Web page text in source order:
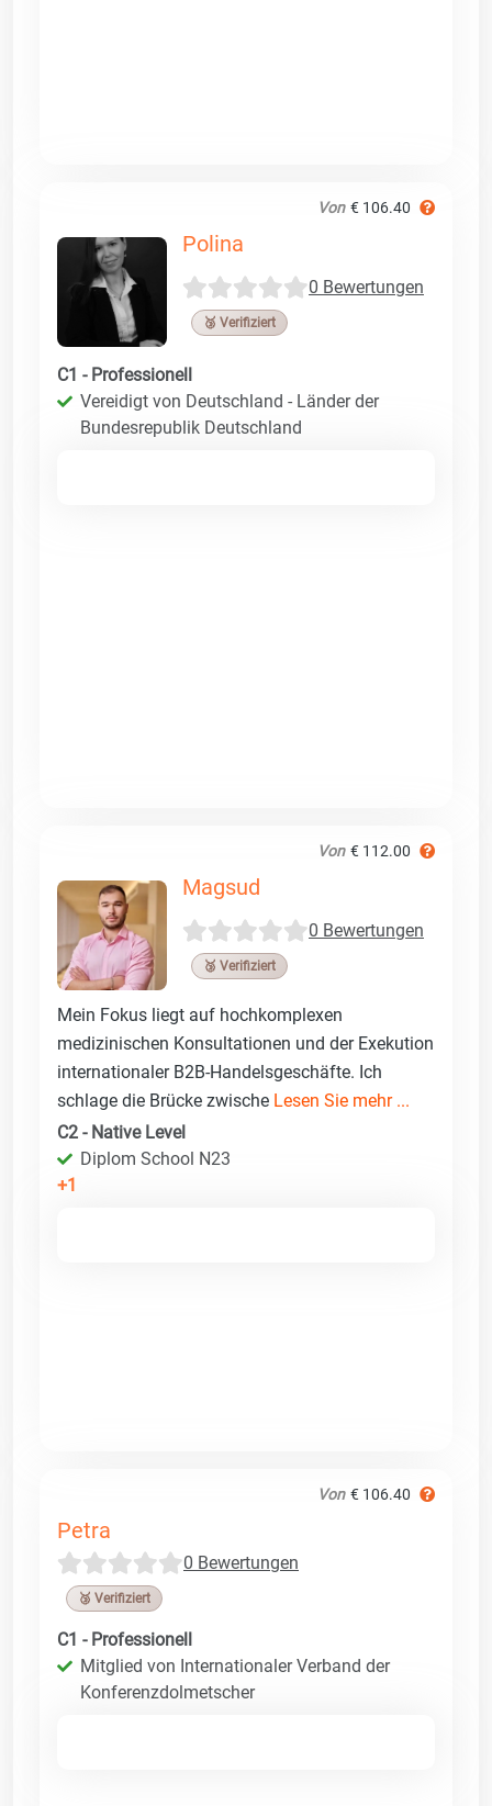
Von € 106.40
Polina
0 Bewertungen
🥉 Verifiziert
C1 - Professionell
Vereidigt von Deutschland - Länder der
Bundesrepublik Deutschland
Von € 112.00
Magsud
0 Bewertungen
🥉 Verifiziert
Mein Fokus liegt auf hochkomplexen
medizinischen Konsultationen und der Exekution
internationaler B2B-Handelsgeschäfte. Ich
schlage die Brücke zwische Lesen Sie mehr ...
C2 - Native Level
Diplom School N23
+1
Von € 106.40
Petra
0 Bewertungen
🥉 Verifiziert
C1 - Professionell
Mitglied von Internationaler Verband der
Konferenzdolmetscher